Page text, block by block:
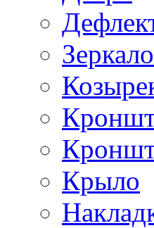
Крыло